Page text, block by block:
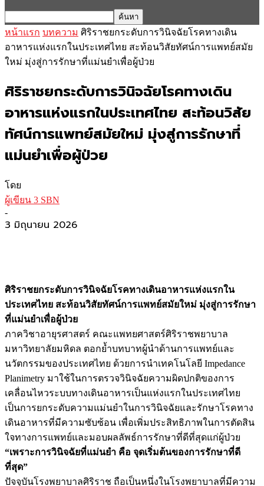
หน้าแรก บทความ ศิริราชยกระดับการวินิจฉัยโรคทางเดิน
อาหารแห่งแรกในประเทศไทย สะท้อนวิสัยทัศน์การแพทย์สมัย
ใหม่ มุ่งสู่การรักษาที่แม่นยำเพื่อผู้ป่วย
ศิริราชยกระดับการวินิจฉัยโรคทางเดิน
อาหารแห่งแรกในประเทศไทย สะท้อนวิสัย
ทัศน์การแพทย์สมัยใหม่ มุ่งสู่การรักษาที่
แม่นยำเพื่อผู้ป่วย
โดย
ผู้เขียน 3 SBN
-
3 มิถุนายน 2026
ศิริราชยกระดับการวินิจฉัยโรคทางเดินอาหารแห่งแรกใน
ประเทศไทย สะท้อนวิสัยทัศน์การแพทย์สมัยใหม่ มุ่งสู่การรักษา
ที่แม่นยำเพื่อผู้ป่วย
ภาควิชาอายุรศาสตร์ คณะแพทยศาสตร์ศิริราชพยาบาล
มหาวิทยาลัยมหิดล ตอกย้ำบทบาทผู้นำด้านการแพทย์และ
นวัตกรรมของประเทศไทย ด้วยการนำเทคโนโลยี Impedance
Planimetry มาใช้ในการตรวจวินิจฉัยความผิดปกติของการ
เคลื่อนไหวระบบทางเดินอาหารเป็นแห่งแรกในประเทศไทย
เป็นการยกระดับความแม่นยำในการวินิจฉัยและรักษาโรคทาง
เดินอาหารที่มีความซับซ้อน เพื่อเพิ่มประสิทธิภาพในการตัดสิน
ใจทางการแพทย์และมอบผลลัพธ์การรักษาที่ดีที่สุดแก่ผู้ป่วย
“เพราะการวินิจฉัยที่แม่นยำ คือ จุดเริ่มต้นของการรักษาที่ดี
ที่สุด”
ปัจจุบันโรงพยาบาลศิริราช ถือเป็นหนึ่งในโรงพยาบาลที่มีความ